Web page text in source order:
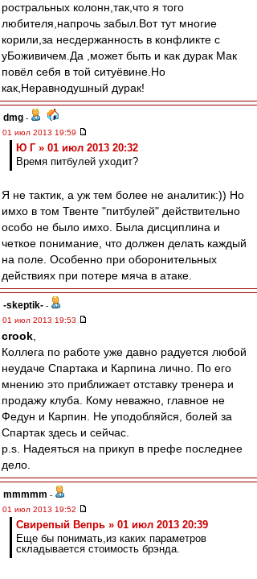
ростральных колонн,так,что я того
любителя,напрочь забыл.Вот тут многие
корили,за несдержанность в конфликте с
уБоживичем.Да ,может быть и как дурак Мак
повёл себя в той ситуёвине.Но
как,Неравнодушный дурак!
dmg -
01 июл 2013 19:59
Ю Г » 01 июл 2013 20:32
Время питбулей уходит?
Я не тактик, а уж тем более не аналитик:)) Но
имхо в том Твенте "питбулей" действительно
особо не было имхо. Была дисциплина и
четкое понимание, что должен делать каждый
на поле. Особенно при оборонительных
действиях при потере мяча в атаке.
-skeptik- -
01 июл 2013 19:53
crook
Коллега по работе уже давно радуется любой
неудаче Спартака и Карпина лично. По его
мнению это приближает отставку тренера и
продажу клуба. Кому неважно, главное не
Федун и Карпин. Не уподобляйся, болей за
Спартак здесь и сейчас.
p.s. Надеяться на прикуп в префе последнее
дело.
mmmmm -
01 июл 2013 19:52
Свирепый Вепрь » 01 июл 2013 20:39
Еще бы понимать,из каких параметров
складывается стоимость брэнда.